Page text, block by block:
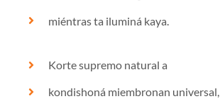
miéntras ta iluminá kaya.
Korte supremo natural a
kondishoná miembronan universal,